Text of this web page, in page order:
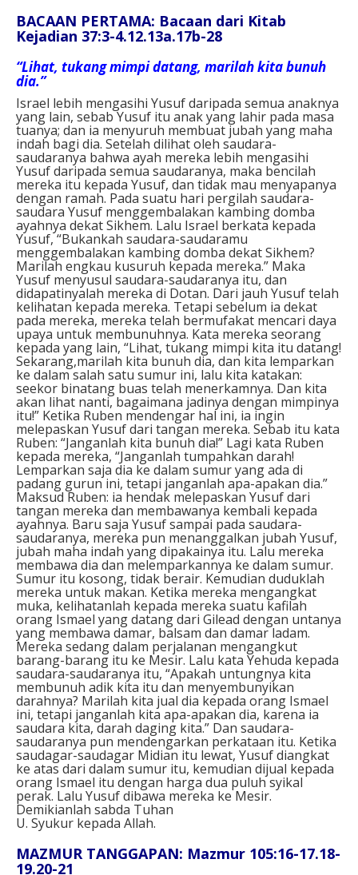
BACAAN PERTAMA: Bacaan dari Kitab
Kejadian 37:3-4.12.13a.17b-28
“Lihat, tukang mimpi datang, marilah kita bunuh
dia.”
Israel lebih mengasihi Yusuf daripada semua anaknya
yang lain, sebab Yusuf itu anak yang lahir pada masa
tuanya; dan ia menyuruh membuat jubah yang maha
indah bagi dia. Setelah dilihat oleh saudara-
saudaranya bahwa ayah mereka lebih mengasihi
Yusuf daripada semua saudaranya, maka bencilah
mereka itu kepada Yusuf, dan tidak mau menyapanya
dengan ramah. Pada suatu hari pergilah saudara-
saudara Yusuf menggembalakan kambing domba
ayahnya dekat Sikhem. Lalu Israel berkata kepada
Yusuf, “Bukankah saudara-saudaramu
menggembalakan kambing domba dekat Sikhem?
Marilah engkau kusuruh kepada mereka.” Maka
Yusuf menyusul saudara-saudaranya itu, dan
didapatinyalah mereka di Dotan. Dari jauh Yusuf telah
kelihatan kepada mereka. Tetapi sebelum ia dekat
pada mereka, mereka telah bermufakat mencari daya
upaya untuk membunuhnya. Kata mereka seorang
kepada yang lain, “Lihat, tukang mimpi kita itu datang!
Sekarang,marilah kita bunuh dia, dan kita lemparkan
ke dalam salah satu sumur ini, lalu kita katakan:
seekor binatang buas telah menerkamnya. Dan kita
akan lihat nanti, bagaimana jadinya dengan mimpinya
itu!” Ketika Ruben mendengar hal ini, ia ingin
melepaskan Yusuf dari tangan mereka. Sebab itu kata
Ruben: “Janganlah kita bunuh dia!” Lagi kata Ruben
kepada mereka, “Janganlah tumpahkan darah!
Lemparkan saja dia ke dalam sumur yang ada di
padang gurun ini, tetapi janganlah apa-apakan dia.”
Maksud Ruben: ia hendak melepaskan Yusuf dari
tangan mereka dan membawanya kembali kepada
ayahnya. Baru saja Yusuf sampai pada saudara-
saudaranya, mereka pun menanggalkan jubah Yusuf,
jubah maha indah yang dipakainya itu. Lalu mereka
membawa dia dan melemparkannya ke dalam sumur.
Sumur itu kosong, tidak berair. Kemudian duduklah
mereka untuk makan. Ketika mereka mengangkat
muka, kelihatanlah kepada mereka suatu kafilah
orang Ismael yang datang dari Gilead dengan untanya
yang membawa damar, balsam dan damar ladam.
Mereka sedang dalam perjalanan mengangkut
barang-barang itu ke Mesir. Lalu kata Yehuda kepada
saudara-saudaranya itu, “Apakah untungnya kita
membunuh adik kita itu dan menyembunyikan
darahnya? Marilah kita jual dia kepada orang Ismael
ini, tetapi janganlah kita apa-apakan dia, karena ia
saudara kita, darah daging kita.” Dan saudara-
saudaranya pun mendengarkan perkataan itu. Ketika
saudagar-saudagar Midian itu lewat, Yusuf diangkat
ke atas dari dalam sumur itu, kemudian dijual kepada
orang Ismael itu dengan harga dua puluh syikal
perak. Lalu Yusuf dibawa mereka ke Mesir.
Demikianlah sabda Tuhan
U. Syukur kepada Allah.
MAZMUR TANGGAPAN: Mazmur 105:16-17.18-
19.20-21